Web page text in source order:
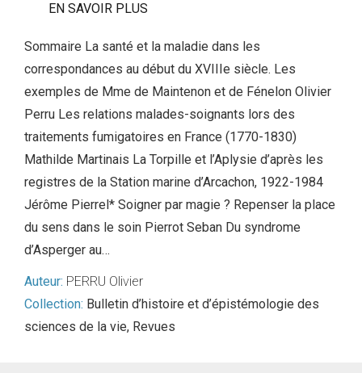
EN SAVOIR PLUS
Sommaire La santé et la maladie dans les
correspondances au début du XVIIIe siècle. Les
exemples de Mme de Maintenon et de Fénelon Olivier
Perru Les relations malades-soignants lors des
traitements fumigatoires en France (1770-1830)
Mathilde Martinais La Torpille et l’Aplysie d’après les
registres de la Station marine d’Arcachon, 1922-1984
Jérôme Pierrel* Soigner par magie ? Repenser la place
du sens dans le soin Pierrot Seban Du syndrome
d’Asperger au…
Auteur: PERRU Olivier
Collection: Bulletin d’histoire et d’épistémologie des
sciences de la vie, Revues